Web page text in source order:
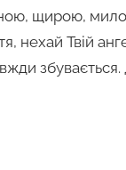
щирою,
нехай Твій
збувається.